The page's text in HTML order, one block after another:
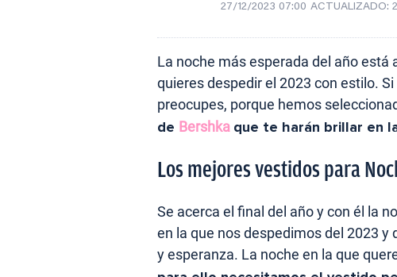
27/12/2023 07:00 ACTUALIZADO:
La noche más esperada del año está
quieres despedir el 2023 con estilo.
preocupes, porque hemos
de Bershka que te harán brillar en
Los mejores vestidos para
Se acerca el final del año y con él la
en la que nos despedimos del 2023
y esperanza. La noche en la que